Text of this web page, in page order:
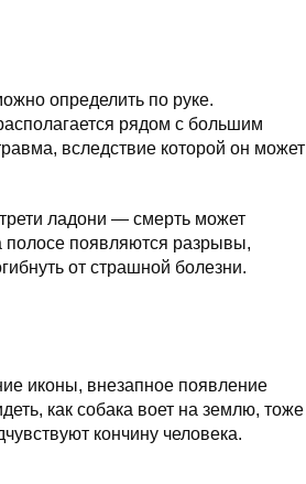
определить по руке.
рядом с большим
вследствие которой он может
ладони — смерть может
полосе появляются разрывы,
от страшной болезни.
иконы, внезапное появление
как собака воет на землю, тоже
кончину человека.